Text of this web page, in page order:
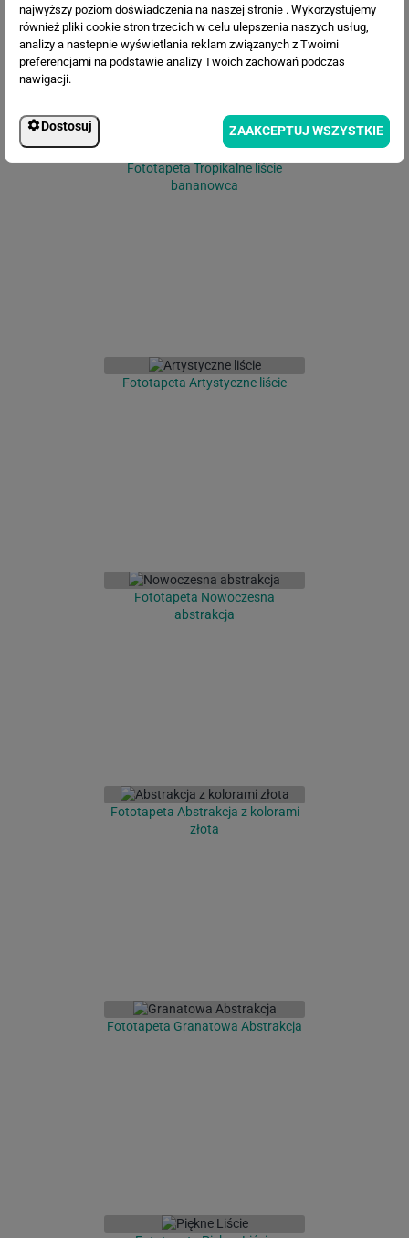
Fototapeta Tropikalne liście
bananowca
Fototapeta Artystyczne liście
Fototapeta Nowoczesna
abstrakcja
Fototapeta Abstrakcja z kolorami
złota
Fototapeta Granatowa Abstrakcja
najwyższy poziom doświadczenia na naszej stronie . Wykorzystujemy
również pliki cookie stron trzecich w celu ulepszenia naszych usług,
analizy a nastepnie wyświetlania reklam związanych z Twoimi
preferencjami na podstawie analizy Twoich zachowań podczas
nawigacji.
Dostosuj ZAAKCEPTUJ WSZYSTKIE